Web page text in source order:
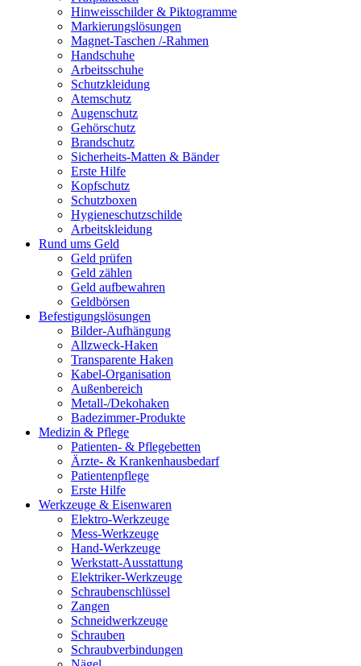
Hinweisschilder & Piktogramme
Markierungslösungen
Magnet-Taschen /-Rahmen
Handschuhe
Arbeitsschuhe
Schutzkleidung
Atemschutz
Augenschutz
Gehörschutz
Brandschutz
Sicherheits-Matten & Bänder
Erste Hilfe
Kopfschutz
Schutzboxen
Hygieneschutzschilde
Arbeitskleidung
Rund ums Geld
Geld prüfen
Geld zählen
Geld aufbewahren
Geldbörsen
Befestigungslösungen
Bilder-Aufhängung
Allzweck-Haken
Transparente Haken
Kabel-Organisation
Außenbereich
Metall-/Dekohaken
Badezimmer-Produkte
Medizin & Pflege
Patienten- & Pflegebetten
Ärzte- & Krankenhausbedarf
Patientenpflege
Erste Hilfe
Werkzeuge & Eisenwaren
Elektro-Werkzeuge
Mess-Werkzeuge
Hand-Werkzeuge
Werkstatt-Ausstattung
Elektriker-Werkzeuge
Schraubenschlüssel
Zangen
Schneidwerkzeuge
Schrauben
Schraubverbindungen